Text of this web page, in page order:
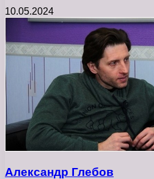
10.05.2024
Александр Глебов